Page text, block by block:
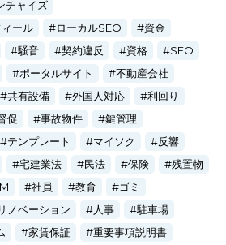
チャイズ
ール
ローカルSEO
資金
騒音 契約違反 資格
SEO
ポータルサイト
不動産会社
共有設備 外国人対応
利回り
促 事故物件
鍵管理
テンプレート マイソク
反響
宅建業法 民法 保険
残置物
社員 教育
ゴミ
リノベーション 人事
駐車場
家賃保証
重要事項説明書